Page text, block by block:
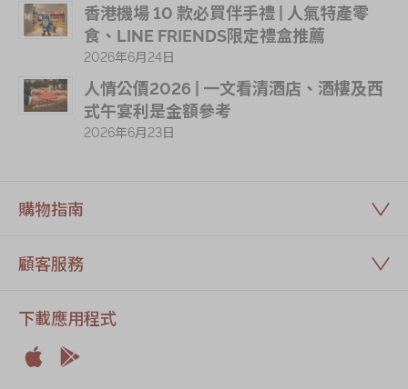
香港機場 10 款必買伴手禮 | 人氣特產零
食、LINE FRIENDS限定禮盒推薦
2026年6月24日
人情公價2026 | 一文看清酒店、酒樓及西
式午宴利是金額參考
2026年6月23日
購物指南
顧客服務
下載應用程式

